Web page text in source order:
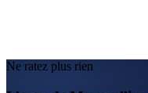
Ne ratez plus rien